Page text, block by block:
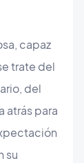
capaz
trate del
del
atrás para
su